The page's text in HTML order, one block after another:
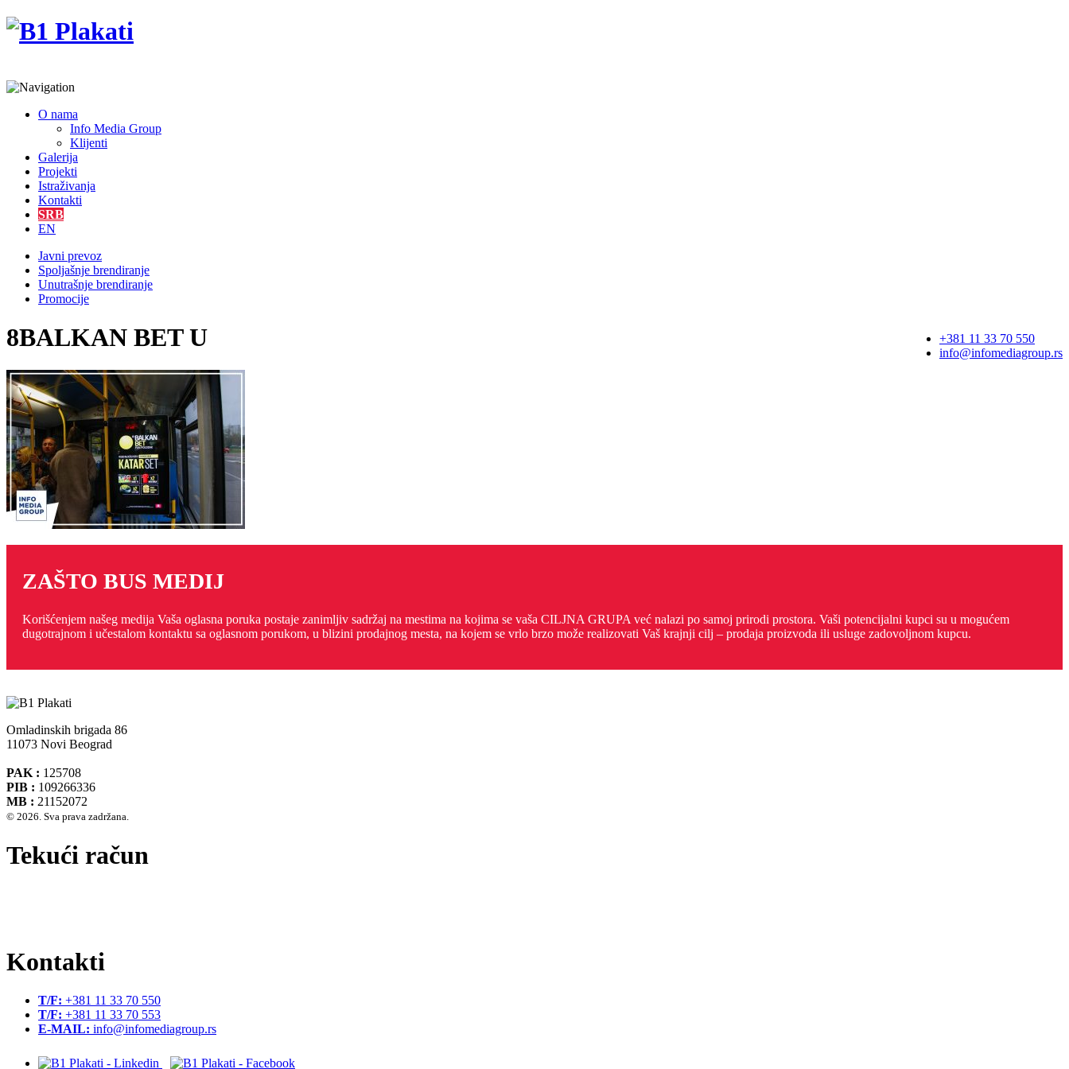
O nama
Info Media Group
Klijenti
Galerija
Projekti
Istraživanja
Kontakti
SRB
EN
Javni prevoz
Spoljašnje brendiranje
Unutrašnje brendiranje
Promocije
+381 11 33 70 550
info@infomediagroup.rs
8BALKAN BET U
ZAŠTO BUS MEDIJ
Korišćenjem našeg medija Vaša oglasna poruka postaje zanimljiv sadržaj na mestima na kojima se vaša CILJNA GRUPA već nalazi po samoj prirodi prostora. Vaši potencijalni kupci su u mogućem
dugotrajnom i učestalom kontaktu sa oglasnom porukom, u blizini prodajnog mesta, na kojem se vrlo brzo može realizovati Vaš krajnji cilj – prodaja proizvoda ili usluge zadovoljnom kupcu.
Omladinskih brigada 86
11073 Novi Beograd
PAK : 125708
PIB : 109266336
MB : 21152072
© 2026. Sva prava zadržana.
Tekući račun
Kontakti
T/F: +381 11 33 70 550
T/F: +381 11 33 70 553
E-MAIL: info@infomediagroup.rs